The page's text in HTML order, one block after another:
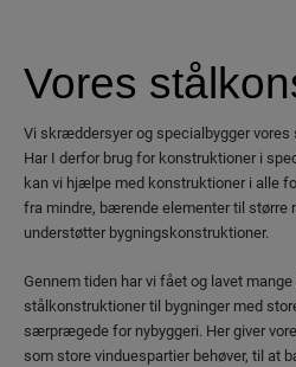
Vores
Vi skræddersyer og specialbygger
Har I derfor brug for konstruktioner i
kan vi hjælpe med konstruktioner i alle
fra mindre, bærende elementer til større
understøtter bygningskonstruktioner.
Gennem tiden har vi fået og lavet
stålkonstruktioner til bygninger med
særprægede for nybyggeri. Her giver
som store vinduespartier behøver, til at